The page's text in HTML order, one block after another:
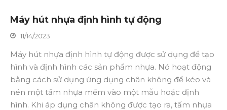
Máy hút nhựa định hình tự động
11/14/2023
Máy hút nhựa định hình tự động được sử dụng để tạo
hình và định hình các sản phẩm nhựa. Nó hoạt động
bằng cách sử dụng ứng dụng chân không để kéo và
nén một tấm nhựa mềm vào một mẫu hoặc định
hình. Khi áp dụng chân không được tạo ra, tấm nhựa